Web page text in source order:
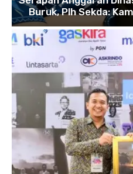
Buruk, Plh Sekda: